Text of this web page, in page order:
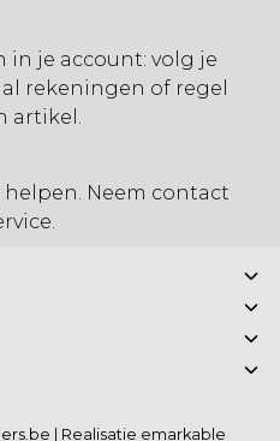
in je account: volg je
rekeningen of regel
artikel.
Neem contact
| Realisatie emarkable